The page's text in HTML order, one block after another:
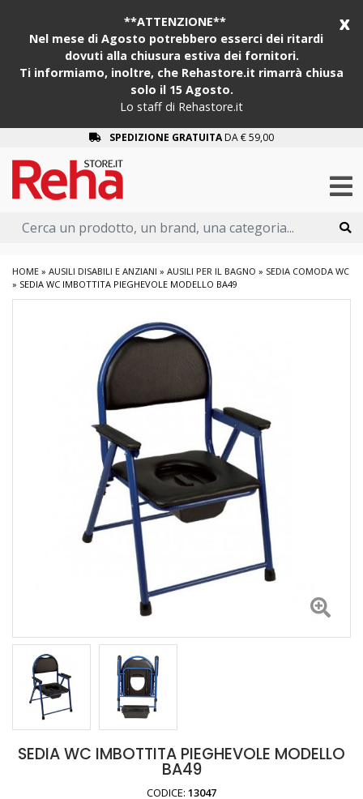
x
**ATTENZIONE**
Nel mese di Agosto potrebbero esserci dei ritardi
dovuti alla chiusura estiva dei fornitori.
Ti informiamo, inoltre, che Rehastore.it rimarrà chiusa
solo il 15 Agosto.
Lo staff di Rehastore.it
SPEDIZIONE GRATUITADA € 59,00
HOME » AUSILI DISABILI E ANZIANI » AUSILI PER IL BAGNO » SEDIA COMODA WC
» SEDIA WC IMBOTTITA PIEGHEVOLE MODELLO BA49
SEDIA WC IMBOTTITA PIEGHEVOLE MODELLO
BA49
CODICE: 13047